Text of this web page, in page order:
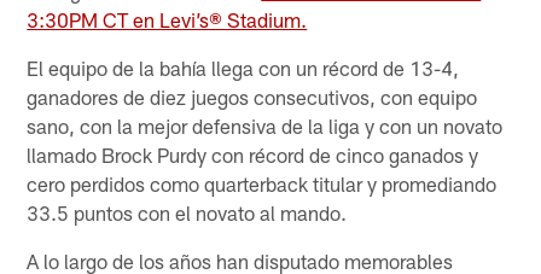
3:30PM CT en Levi’s® Stadium.
El equipo de la bahía llega con un récord de 13-4,
ganadores de diez juegos consecutivos, con equipo
sano, con la mejor defensiva de la liga y con un novato
llamado Brock Purdy con récord de cinco ganados y
cero perdidos como quarterback titular y promediando
33.5 puntos con el novato al mando.
A lo largo de los años han disputado memorables